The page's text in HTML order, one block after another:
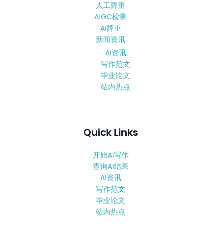
人工降重
AIGC检测
AI降重
新闻资讯
AI资讯
写作范文
毕业论文
站内热点
Quick Links
开始AI写作
查询AI结果
AI资讯
写作范文
毕业论文
站内热点